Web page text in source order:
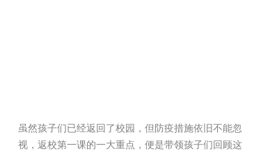
虽然孩子们已经返回了校园，但防疫措施依旧不能忽
视，返校第一课的一大重点，便是带领孩子们回顾这